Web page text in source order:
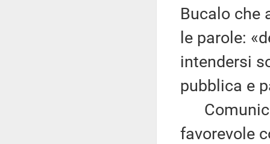
Bucalo che
le parole:
intendersi
pubblica e
favorevole